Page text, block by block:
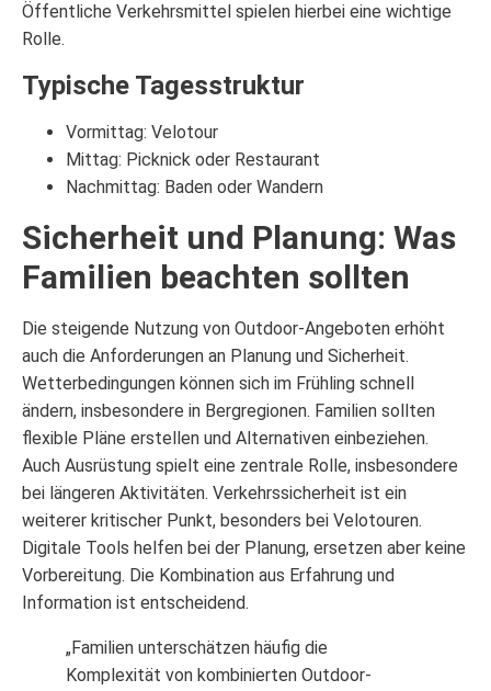
Öffentliche Verkehrsmittel spielen hierbei eine wichtige
Rolle.
Typische Tagesstruktur
Vormittag: Velotour
Mittag: Picknick oder Restaurant
Nachmittag: Baden oder Wandern
Sicherheit und Planung: Was
Familien beachten sollten
Die steigende Nutzung von Outdoor-Angeboten erhöht
auch die Anforderungen an Planung und Sicherheit.
Wetterbedingungen können sich im Frühling schnell
ändern, insbesondere in Bergregionen. Familien sollten
flexible Pläne erstellen und Alternativen einbeziehen.
Auch Ausrüstung spielt eine zentrale Rolle, insbesondere
bei längeren Aktivitäten. Verkehrssicherheit ist ein
weiterer kritischer Punkt, besonders bei Velotouren.
Digitale Tools helfen bei der Planung, ersetzen aber keine
Vorbereitung. Die Kombination aus Erfahrung und
Information ist entscheidend.
„Familien unterschätzen häufig die
Komplexität von kombinierten Outdoor-